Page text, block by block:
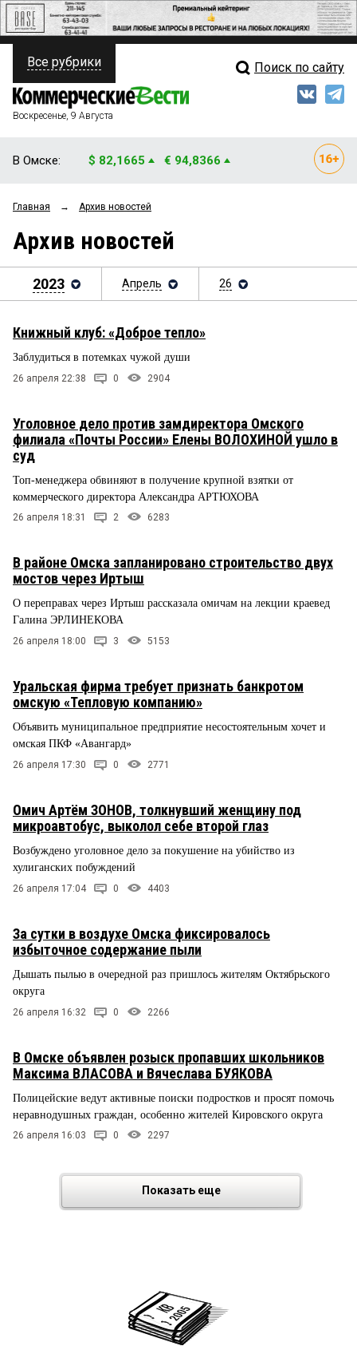
ПОЛИТИКА
ФИНАНСЫ
ОБЩЕСТВО
ЗАКОН
НОВОСТИ КОМПАНИЙ
СТИЛЬ ЖИЗНИ
Свежий выпуск
Блоги
Все рубрики Поиск по сайту
Воскресенье, 9 Августа
В Омске: $ 82,1665 € 94,8366
Главная → Архив новостей
Архив новостей
2023 Апрель 26
Книжный клуб: «Доброе тепло»
Заблудиться в потемках чужой души
26 апреля 22:38 0 2904
Уголовное дело против замдиректора Омского
филиала «Почты России» Елены ВОЛОХИНОЙ ушло в
суд
Топ-менеджера обвиняют в получение крупной взятки от
коммерческого директора Александра АРТЮХОВА
26 апреля 18:31 2 6283
В районе Омска запланировано строительство двух
мостов через Иртыш
О переправах через Иртыш рассказала омичам на лекции краевед
Галина ЭРЛИНЕКОВА
26 апреля 18:00 3 5153
Уральская фирма требует признать банкротом
омскую «Тепловую компанию»
Объявить муниципальное предприятие несостоятельным хочет и
омская ПКФ «Авангард»
26 апреля 17:30 0 2771
Омич Артём ЗОНОВ, толкнувший женщину под
микроавтобус, выколол себе второй глаз
Возбуждено уголовное дело за покушение на убийство из
хулиганских побуждений
26 апреля 17:04 0 4403
За сутки в воздухе Омска фиксировалось
избыточное содержание пыли
Дышать пылью в очередной раз пришлось жителям Октябрьского
округа
26 апреля 16:32 0 2266
В Омске объявлен розыск пропавших школьников
Максима ВЛАСОВА и Вячеслава БУЯКОВА
Полицейские ведут активные поиски подростков и просят помочь
неравнодушных граждан, особенно жителей Кировского округа
26 апреля 16:03 0 2297
Показать еще